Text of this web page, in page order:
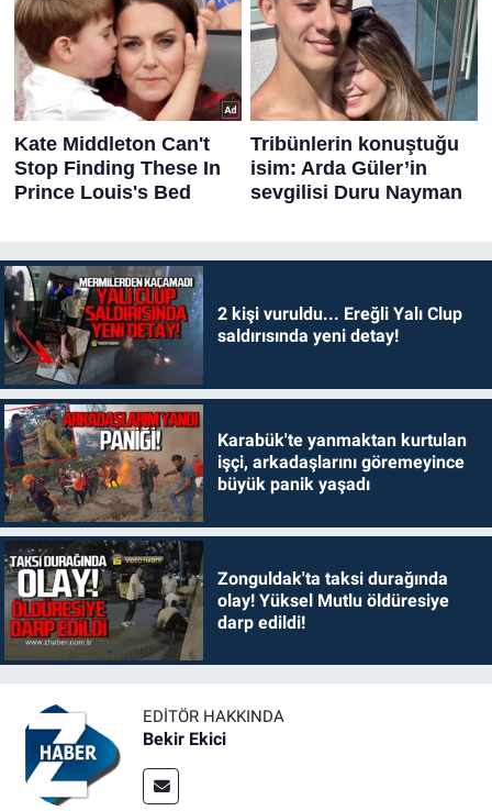
2 kişi vuruldu... Ereğli Yalı Clup
saldırısında yeni detay!
Karabük'te yanmaktan kurtulan
işçi, arkadaşlarını göremeyince
büyük panik yaşadı
Zonguldak'ta taksi durağında
olay! Yüksel Mutlu öldüresiye
darp edildi!
EDITÖR HAKKINDA
Bekir Ekici